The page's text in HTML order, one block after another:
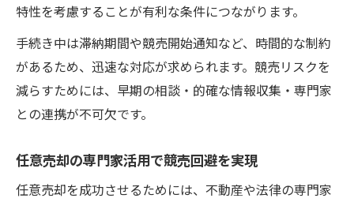
特性を考慮することが有利な条件につながります。
手続き中は滞納期間や競売開始通知など、時間的な制約
があるため、迅速な対応が求められます。競売リスクを
減らすためには、早期の相談・的確な情報収集・専門家
との連携が不可欠です。
任意売却の専門家活用で競売回避を実現
任意売却を成功させるためには、不動産や法律の専門家